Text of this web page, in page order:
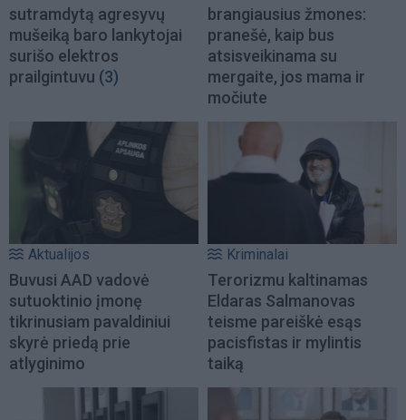
sutramdytą agresyvų
mušeiką baro lankytojai
surišo elektros
prailgintuvu (3)
brangiausius žmones:
pranešė, kaip bus
atsisveikinama su
mergaite, jos mama ir
močiute
Aktualijos
Buvusi AAD vadovė
sutuoktinio įmonę
tikrinusiam pavaldiniui
skyrė priedą prie
atlyginimo
Kriminalai
Terorizmu kaltinamas
Eldaras Salmanovas
teisme pareiškė esąs
pacisfistas ir mylintis
taiką